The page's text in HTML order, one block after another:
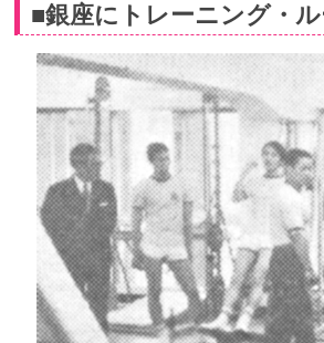
■銀座にトレーニング・